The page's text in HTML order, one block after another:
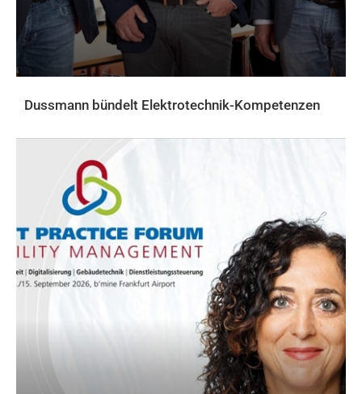
Dussmann bündelt Elektrotechnik-Kompetenzen